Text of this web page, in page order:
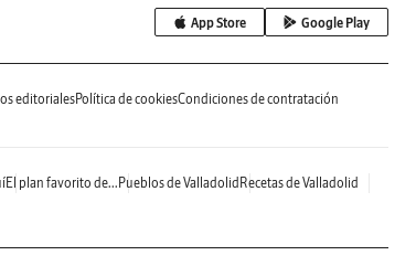
App Store Google Play
editorialesPolítica de cookiesCondiciones de contratación
El plan favorito de... Pueblos de Valladolid Recetas de Valladolid